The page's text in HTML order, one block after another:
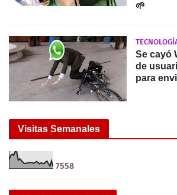
🌱
Se cayó
de
para
Visitas Semanales
7558